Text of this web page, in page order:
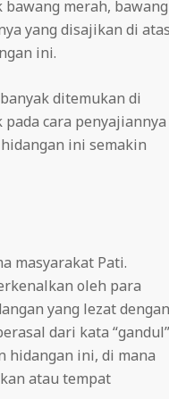
merah, bawang
yang disajikan di
ini.
ditemukan di
cara penyajiannya
ini semakin
masyarakat Pati.
oleh para
yang lezat dengan
dari kata
hidangan ini, di mana
atau tempat